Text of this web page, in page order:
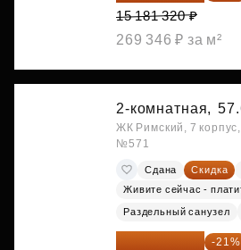
15 181 320 ₽
269 346 ₽ за м²
2-комнатная,
ЖК Римский, 7
№571
Сдана Скидка
Живите сейчас -
Раздельный санузел
13 109 702 ₽ -21%